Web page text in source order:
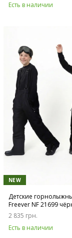
Есть в наличии
NEW
Детские
Freever NF 21699
2 835 грн.
Есть в наличии